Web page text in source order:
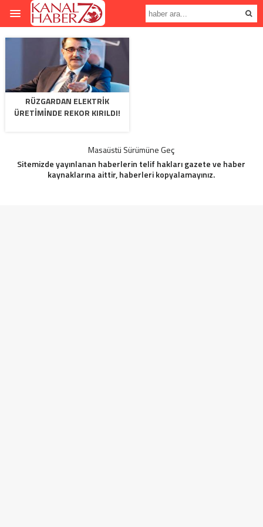
RÜZGARDAN ELEKTRIK
ÜRETIMINDE REKOR KIRILDI!
Masaüstü Sürümüne Geç
Sitemizde yayınlanan haberlerin telif hakları gazete ve haber
kaynaklarına aittir, haberleri kopyalamayınız.